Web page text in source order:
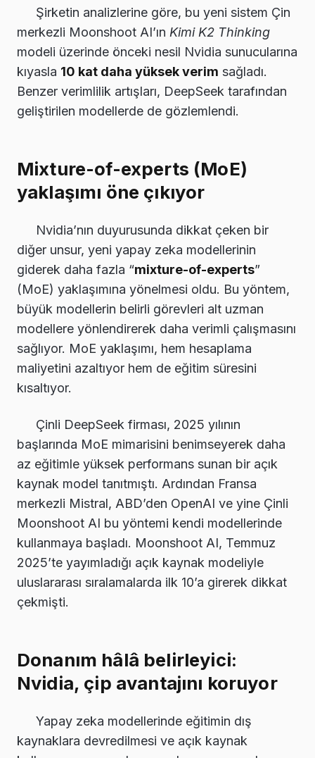
Şirketin analizlerine göre, bu yeni sistem Çin
merkezli Moonshoot AI’ın Kimi K2 Thinking
modeli üzerinde önceki nesil Nvidia sunucularına
kıyasla 10 kat daha yüksek verim sağladı.
Benzer verimlilik artışları, DeepSeek tarafından
geliştirilen modellerde de gözlemlendi.
Mixture-of-experts (MoE)
yaklaşımı öne çıkıyor
Nvidia’nın duyurusunda dikkat çeken bir
diğer unsur, yeni yapay zeka modellerinin
giderek daha fazla “mixture-of-experts”
(MoE) yaklaşımına yönelmesi oldu. Bu yöntem,
büyük modellerin belirli görevleri alt uzman
modellere yönlendirerek daha verimli çalışmasını
sağlıyor. MoE yaklaşımı, hem hesaplama
maliyetini azaltıyor hem de eğitim süresini
kısaltıyor.
Çinli DeepSeek firması, 2025 yılının
başlarında MoE mimarisini benimseyerek daha
az eğitimle yüksek performans sunan bir açık
kaynak model tanıtmıştı. Ardından Fransa
merkezli Mistral, ABD’den OpenAI ve yine Çinli
Moonshoot AI bu yöntemi kendi modellerinde
kullanmaya başladı. Moonshoot AI, Temmuz
2025’te yayımladığı açık kaynak modeliyle
uluslararası sıralamalarda ilk 10’a girerek dikkat
çekmişti.
Donanım hâlâ belirleyici:
Nvidia, çip avantajını koruyor
Yapay zeka modellerinde eğitimin dış
kaynaklara devredilmesi ve açık kaynak